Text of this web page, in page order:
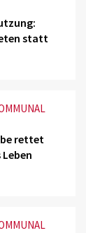
statt
rettet